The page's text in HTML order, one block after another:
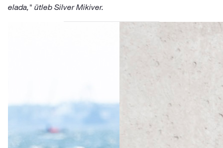
elada," ütleb Silver Mikiver.